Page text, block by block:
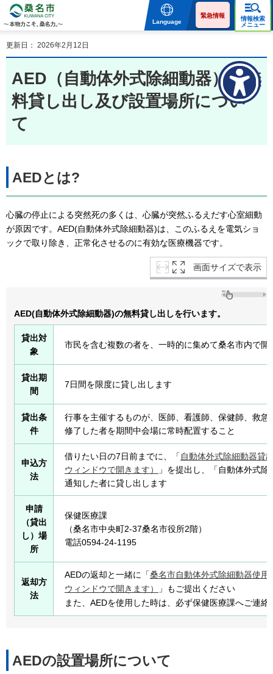
物力こそ、桑名力。
Language
緊急情報
情報検索
メニュー
更新日： 2026年2月12日
AED（自動体外式除細動器）の無
料貸し出し及び設置場所につい
て
AEDとは?
心臓の停止による突然死の多くは、心臓が突然ふるえだす心室細動
が原因です。AED(自動体外式除細動器)は、このふるえを電気ショ
ックで取り除き、正常化させるのに有効な医療機器です。
画面サイズで表示
AED(自動体外式除細動器)の無料貸し出しを行います。
貸出対
象
市民を含む複数の者を、一時的に集めて桑名市内で
貸出期
間
7日間を限度に貸し出します
貸出条
件
行事を主催するものが、医師、看護師、保健師、救
修了した者を期間中会場に常時配置すること
申込方
法
借りたい日の7日前までに、「 自動体外式除細動器貸
ウィンドウで開きます）
」を提出し、「自動体外式
通知した者に貸し出します
申請
（貸出
し）場
所
保健医療課
（桑名市中央町2-37桑名市役所2階）
電話0594-24-1195
返却方
法
AEDの返却と一緒に「桑名市自動体外式除細動器使
ウィンドウで開きます）
」もご提出ください
また、AEDを使用した時は、必ず保健医療課へご連絡
AEDの設置場所について